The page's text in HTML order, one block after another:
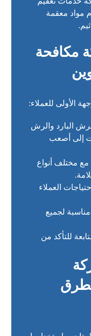
مواد معقمة
مكافحة
الأولى للعملاء:
البارد والرش
إلى أصعب
مع مختلف أنواع
العملاء
لجميع
للتأكد من